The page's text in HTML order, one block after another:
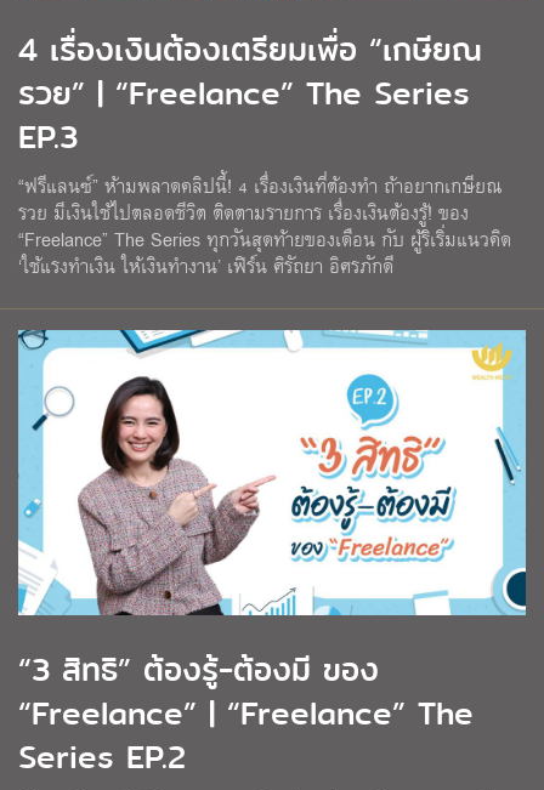
4 เรื่องเงินต้องเตรียมเพื่อ “เกษียณ
รวย” | “Freelance” The Series
EP.3
“ฟรีแลนซ์” ห้ามพลาดคลิปนี้! 4 เรื่องเงินที่ต้องทำ ถ้าอยากเกษียณ
รวย มีเงินใช้ไปตลอดชีวิต ติดตามรายการ เรื่องเงินต้องรู้! ของ
“Freelance” The Series ทุกวันสุดท้ายของเดือน กับ ผู้ริเริ่มแนวคิด
‘ใช้แรงทําเงิน ให้เงินทํางาน’ เฟิร์น ศิรัถยา อิศรภักดี
“3 สิทธิ” ต้องรู้-ต้องมี ของ
“Freelance” | “Freelance” The
Series EP.2